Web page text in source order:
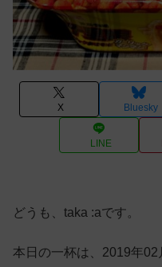
X Bluesky
LINE
どうも、taka :aです。
本日の一杯は、2019年